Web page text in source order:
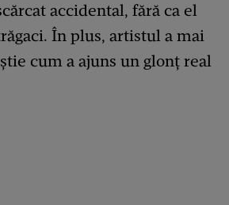
accidental, fără ca el
În plus, artistul a mai
cum a ajuns un glonț real